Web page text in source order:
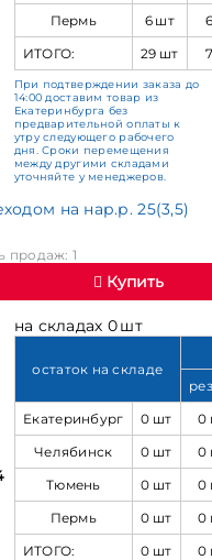
Пермь
6 шт
ИТОГО:
29 шт
При подтверждении заказа до
14:00 доставим товар из
Екатеринбурга без
предварительной оплаты к
утру следующего рабочего
дня. Сроки перемещения
между другими складами
уточняйте у менеджеров.
на нар.р. 25(3,5)
продаж: 1
Купить
на складах 0 шт
остаток на складе
Екатеринбург
0 шт
0
Челябинск
0 шт
0
Тюмень
0 шт
0
Пермь
0 шт
0
ИТОГО:
0 шт 0